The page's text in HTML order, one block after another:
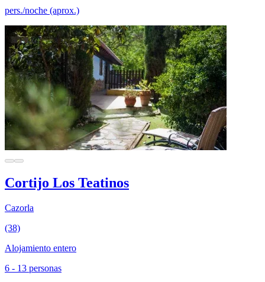
pers./noche (aprox.)
Cortijo Los Teatinos
Cazorla
(38)
Alojamiento entero
6 - 13 personas